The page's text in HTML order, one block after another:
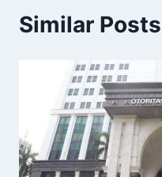
Similar Posts